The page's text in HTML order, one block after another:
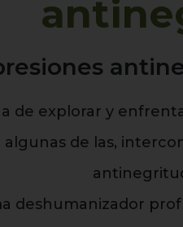
de explorar y
de las,
deshumanizador